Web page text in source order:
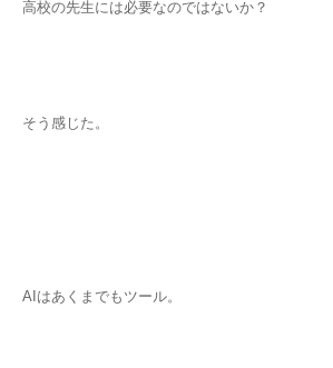
高校の先生には必要なのではないか？
そう感じた。
AIはあくまでもツール。